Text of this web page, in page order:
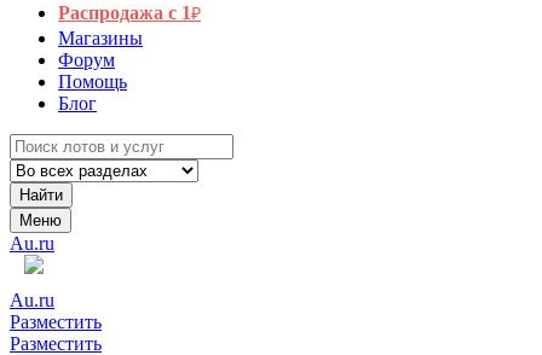
Распродажа с 1₽
Магазины
Форум
Помощь
Блог
Найти
Меню
Au.ru
Au.ru
Разместить
Разместить